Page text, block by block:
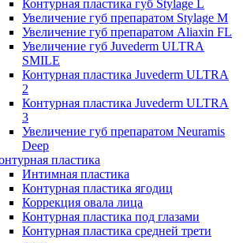
Контурная пластика губ Stylage L
Увеличение губ препаратом Stylage M
Увеличение губ препаратом Aliaxin FL
Увеличение губ Juvederm ULTRA
SMILE
Контурная пластика Juvederm ULTRA
2
Контурная пластика Juvederm ULTRA
3
Увеличение губ препаратом Neuramis
Deep
пластика
Интимная пластика
Контурная пластика ягодиц
Коррекция овала лица
Контурная пластика под глазами
Контурная пластика средней трети